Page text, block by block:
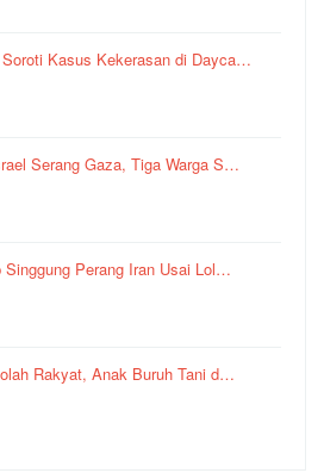
Kasus Kekerasan di Dayca…
Serang Gaza, Tiga Warga S…
Singgung Perang Iran Usai Lol…
Rakyat, Anak Buruh Tani d…